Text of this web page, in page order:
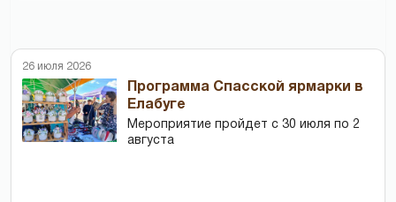
26 июля 2026
Программа Спасской ярмарки в
Елабуге
Мероприятие пройдет с 30 июля по 2
августа